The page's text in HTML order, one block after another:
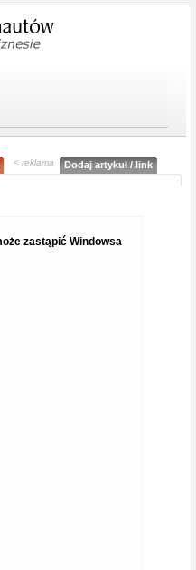
< reklama Dodaj artykuł / link
zastąpić Windowsa